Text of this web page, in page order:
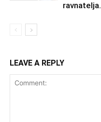
ravnatelja.
LEAVE A REPLY